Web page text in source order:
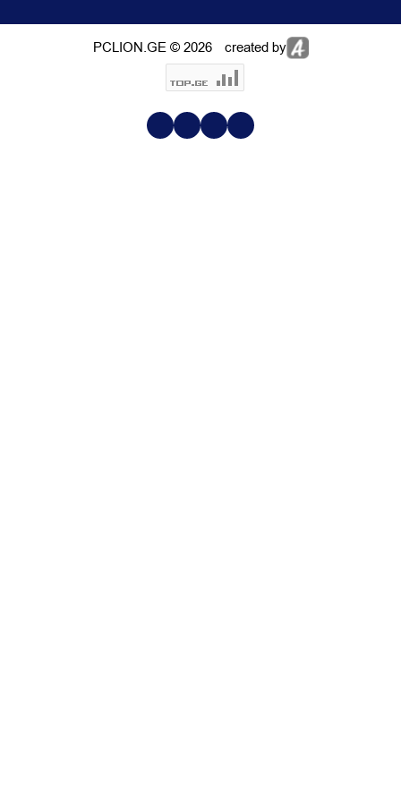
PCLION.GE © 2026 created by